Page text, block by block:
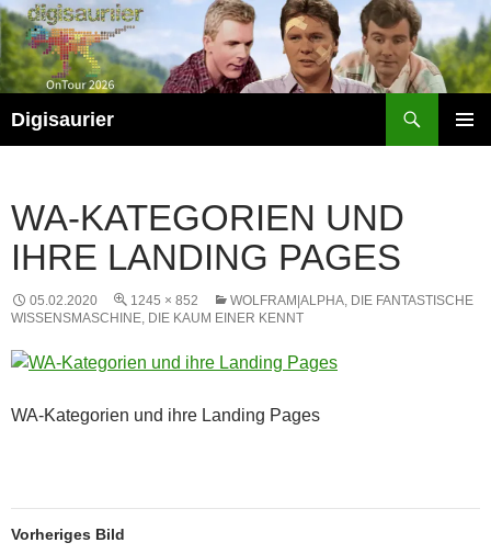
Zum
Inhalt
springen
Digisaurier
WA-KATEGORIEN UND
IHRE LANDING PAGES
05.02.2020 1245 × 852
WOLFRAM|ALPHA, DIE FANTASTISCHE
WISSENSMASCHINE, DIE KAUM EINER KENNT
WA-Kategorien und ihre Landing Pages
Vorheriges Bild